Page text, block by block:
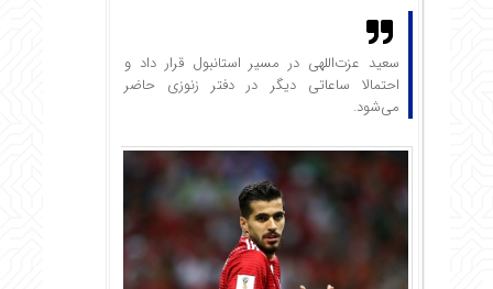
سعید عزت‌اللهی در مسیر استانبول قرار داد و
احتمالا ساعاتی دیگر در دفتر زنوزی حاضر
می‌شود.